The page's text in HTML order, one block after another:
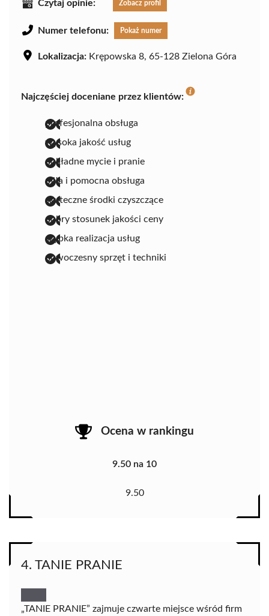
Czytaj opinie: Zobacz profil
Numer telefonu: Pokaż numer
Lokalizacja: Krępowska 8, 65-128 Zielona Góra
Najczęściej doceniane przez klientów:
profesjonalna obsługa
wysoka jakość usług
dokładne mycie i pranie
miła i pomocna obsługa
skuteczne środki czyszczące
dobry stosunek jakości ceny
szybka realizacja usług
nowoczesny sprzęt i techniki
Ocena w rankingu
9.50 na 10
9.50
4. TANIE PRANIE
„TANIE PRANIE” zajmuje czwarte miejsce wśród firm